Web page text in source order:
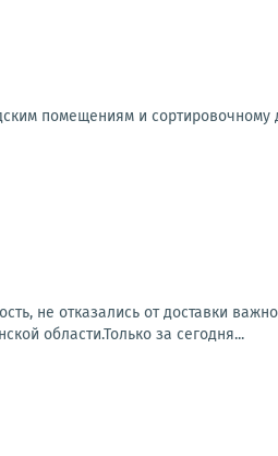
помещениям и
не отказались от доставки
области.Только за сегодня...